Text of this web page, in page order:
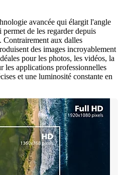
avancée qui élargit l'angle
de les regarder depuis
Contrairement aux dalles
des images incroyablement
pour les photos, les vidéos, la
les applications professionnelles
et une luminosité constante en